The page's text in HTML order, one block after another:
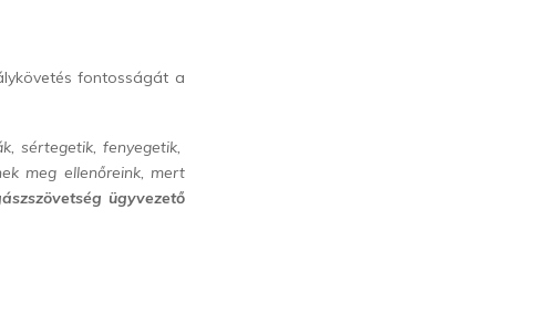
fontosságát a
sértegetik, fenyegetik,
meg ellenőreink, mert
ügyvezető